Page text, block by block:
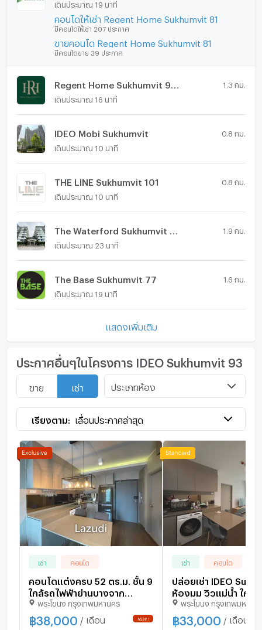
เดินประมาณ 19 นาที
คอนโดให้เช่า Regent Home Sukhumvit 81
มีคอนโดให้เช่า 207 ประกาศ
ขายคอนโด Regent Home Sukhumvit 81
มีคอนโดขาย 39 ประกาศ
1.3 กม.
เดินประมาณ 16 นาที
IDEO Mobi Sukhumvit 0.8 กม.
เดินประมาณ 10 นาที
THE LINE Sukhumvit 101 0.8 กม.
เดินประมาณ 10 นาที
1.9 กม.
เดินประมาณ 23 นาที
The Base Sukhumvit 77 1.6 กม.
เดินประมาณ 19 นาที
แสดงเพิ่มเติม
ประกาศอื่นๆในโครงการ IDEO Sukhumvit 93
ขาย เช่า ประเภทห้อง
เรียงตาม: เลื่อนประกาศล่าสุด
เช่า คอนโด
คอนโดแต่งครบ 52 ตร.ม. ชั้น 9
ใกล้รถไฟฟ้าย่านบางจาก
พระโขนง
พระโขนง กรุงเทพมหานคร
฿38,000 / เดือน
เช่า คอนโด
ปล่อยเช่า IDEO
ห้องมุม วิวแม่น้ำ ใกล้
บางจาก เพียง 80 เมต
พระโขนง กรุงเทพมหานค
฿33,000 / เดือน